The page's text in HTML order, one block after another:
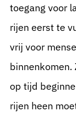
toegang voor
rijen eerst te
vrij voor
binnenkomen.
op tijd
rijen heen